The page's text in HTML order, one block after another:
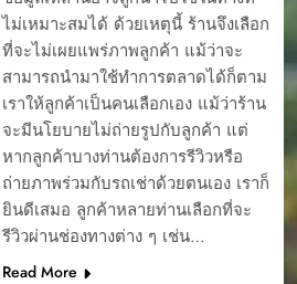
ไม่เหมาะสมได้ ด้วยเหตุนี้ ร้านจึงเลือก
ที่จะไม่เผยแพร่ภาพลูกค้า แม้ว่าจะ
สามารถนำมาใช้ทำการตลาดได้ก็ตาม
เราให้ลูกค้าเป็นคนเลือกเอง แม้ว่าร้าน
จะมีนโยบายไม่ถ่ายรูปกับลูกค้า แต่
หากลูกค้าบางท่านต้องการรีวิวหรือ
ถ่ายภาพร่วมกับรถเช่าด้วยตนเอง เราก็
ยินดีเสมอ ลูกค้าหลายท่านเลือกที่จะ
รีวิวผ่านช่องทางต่าง ๆ เช่น…
Read More